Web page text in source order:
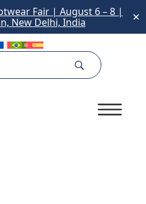
Fair | August 6 – 8 |
New Delhi, India
✕